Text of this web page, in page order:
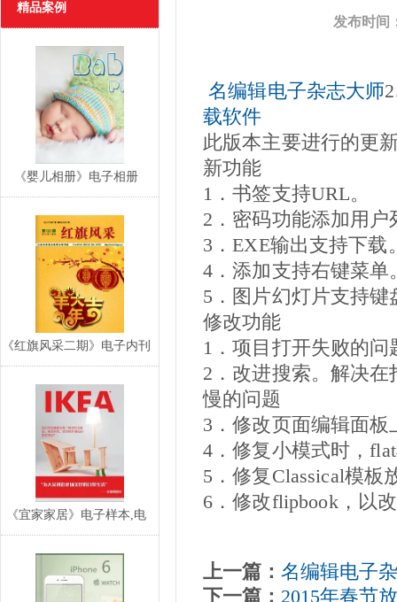
精品案例
《婴儿相册》电子相册
《红旗风采二期》电子内刊
《宜家家居》电子样本,电
发布时间
名编辑电子杂志大师
载软件
此版本主要进行的更
新功能
1．书签支持URL。
2．密码功能添加用户
3．EXE输出支持下载
4．添加支持右键菜单
5．图片幻灯片支持键
修改功能
1．项目打开失败的问
2．改进搜索。解决
慢的问题
3．修改页面编辑面板
4．修复小模式时，
5．修复Classical模板
6．修改flipbook，以
上一篇： 名编辑电子
下一篇： 2015年春节